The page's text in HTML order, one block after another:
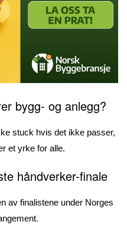
bygg- og anlegg?
stuck hvis det ikke passer,
et yrke for alle.
håndverker-finale
av finalistene under Norges